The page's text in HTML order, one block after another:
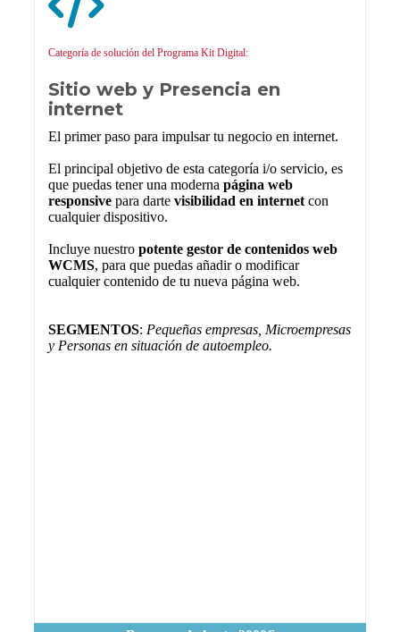
Categoría de solución del Programa Kit Digital:
Sitio web y Presencia en
internet
El primer paso para impulsar tu negocio en internet.
El principal objetivo de esta categoría i/o servicio, es
que puedas tener una moderna página web
responsive para darte visibilidad en internet con
cualquier dispositivo.
Incluye nuestro potente gestor de contenidos web
WCMS, para que puedas añadir o modificar
cualquier contenido de tu nueva página web.
SEGMENTOS: Pequeñas empresas, Microempresas
y Personas en situación de autoempleo.